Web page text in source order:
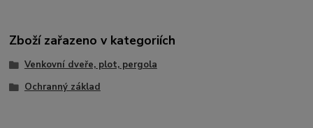
Zboží zařazeno v kategoriích
Venkovní dveře, plot, pergola
Ochranný základ